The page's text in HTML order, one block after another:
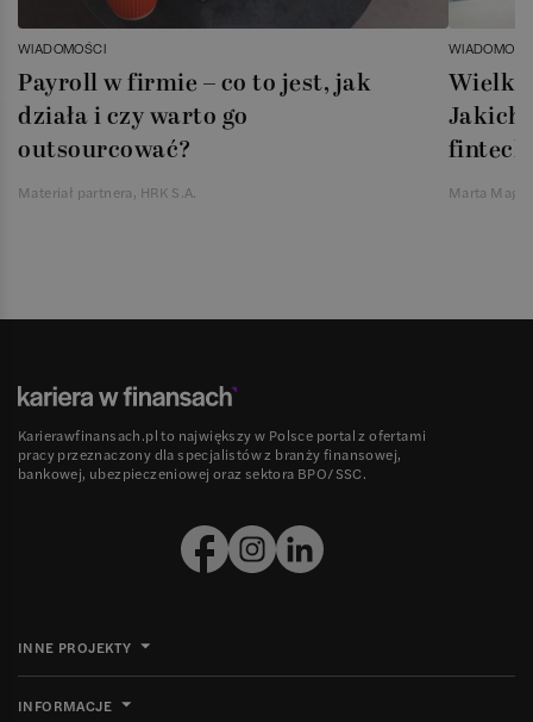
WIADOMOŚCI
Payroll w firmie – co to jest, jak
działa i czy warto go
outsourcować?
Materiał partnera, HRK S.A.
Jakich
Marta
Karierawfinansach.pl to największy w Polsce portal z ofertami
pracy przeznaczony dla specjalistów z branży finansowej,
bankowej, ubezpieczeniowej oraz sektora BPO/SSC.
INNE PROJEKTY
INFORMACJE